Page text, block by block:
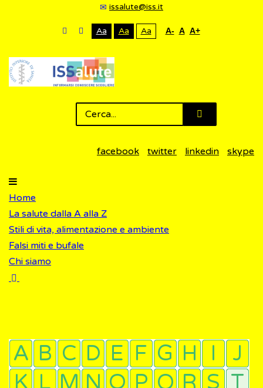
issalute@iss.it
Aa Aa Aa A- A A+
facebook twitter linkedin skype
Home
La salute dalla A alla Z
Stili di vita, alimentazione e ambiente
Falsi miti e bufale
Chi siamo